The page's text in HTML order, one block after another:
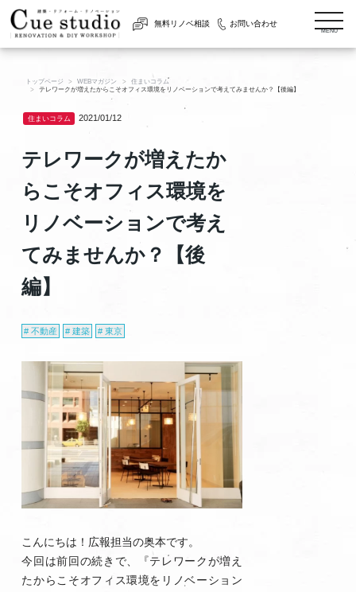
無料リノベ相談 お問い合わせ
MENU
トップページ WEBマガジン
住まいコラム
テレワークが増えたからこそオフィス環境をリノベーションで考えてみませんか？【後編】
住まいコラム 2021/01/12
テレワークが増えたか
らこそオフィス環境を
リノベーションで考え
てみませんか？【後
編】
不動産 建築 東京
こんにちは！広報担当の奥本です。
今回は前回の続きで、『テレワークが増え
たからこそオフィス環境をリノベーション